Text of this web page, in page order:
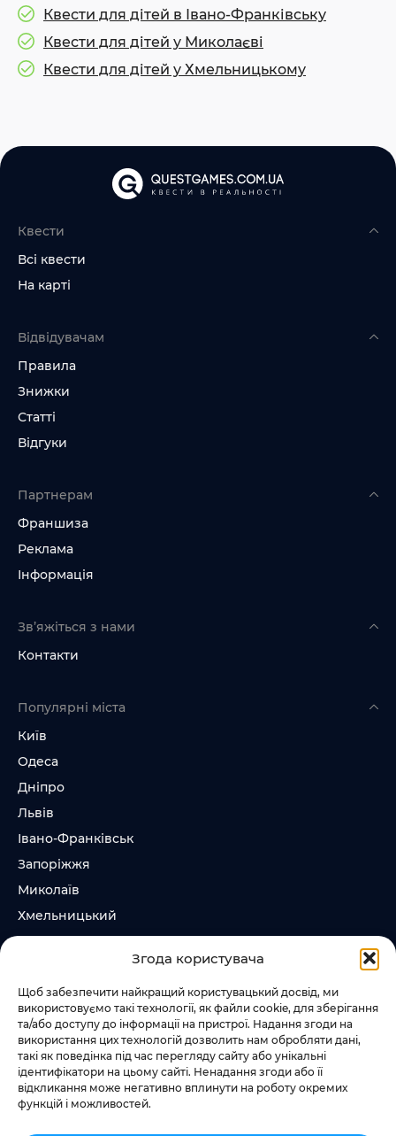
Згода користувача
Щоб забезпечити найкращий користувацький досвід, ми
використовуємо такі технології, як файли cookie, для зберігання
та/або доступу до інформації на пристрої. Надання згоди на
використання цих технологій дозволить нам обробляти дані,
такі як поведінка під час перегляду сайту або унікальні
ідентифікатори на цьому сайті. Ненадання згоди або її
відкликання може негативно вплинути на роботу окремих
функцій і можливостей.
Квести для дітей в Івано-Франківську
Квести для дітей у Миколаєві
Квести для дітей у Хмельницькому
Квести
Всі квести
На карті
Відвідувачам
Правила
Знижки
Статті
Відгуки
Партнерам
Франшиза
Реклама
Інформація
Зв’яжіться з нами
Контакти
Популярні міста
Київ
Одеса
Дніпро
Львів
Івано-Франківськ
Запоріжжя
Миколаїв
Хмельницький
Суми
Слідкувати за нами
+38 073 185 81 11
+38 067 457 86 44